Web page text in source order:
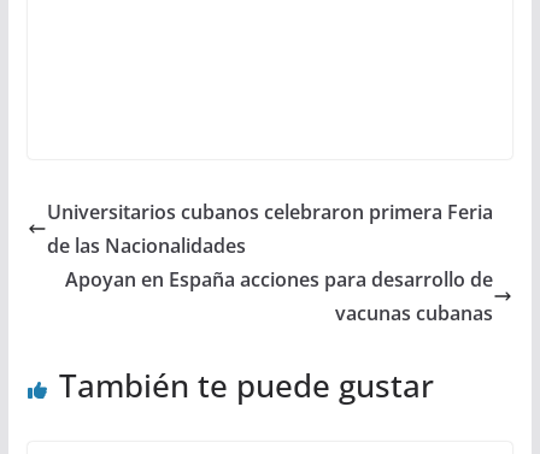
Universitarios cubanos celebraron primera Feria
de las Nacionalidades
Apoyan en España acciones para desarrollo de
vacunas cubanas
También te puede gustar